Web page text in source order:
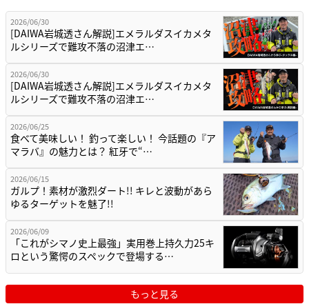
2026/06/30
[DAIWA岩城透さん解説]エメラルダスイカメタ
ルシリーズで難攻不落の沼津エ…
2026/06/30
[DAIWA岩城透さん解説]エメラルダスイカメタ
ルシリーズで難攻不落の沼津エ…
2026/06/25
食べて美味しい！ 釣って楽しい！ 今話題の『ア
マラバ』の魅力とは？ 紅牙で“…
2026/06/15
ガルプ！素材が激烈ダート!! キレと波動があら
ゆるターゲットを魅了!!
2026/06/09
「これがシマノ史上最強」実用巻上持久力25キ
ロという驚愕のスペックで登場する…
もっと見る